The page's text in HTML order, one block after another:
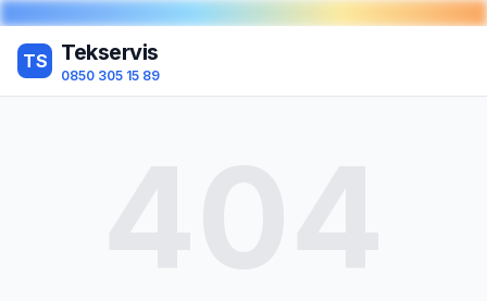
TS Tekservis
0850 305 15 89